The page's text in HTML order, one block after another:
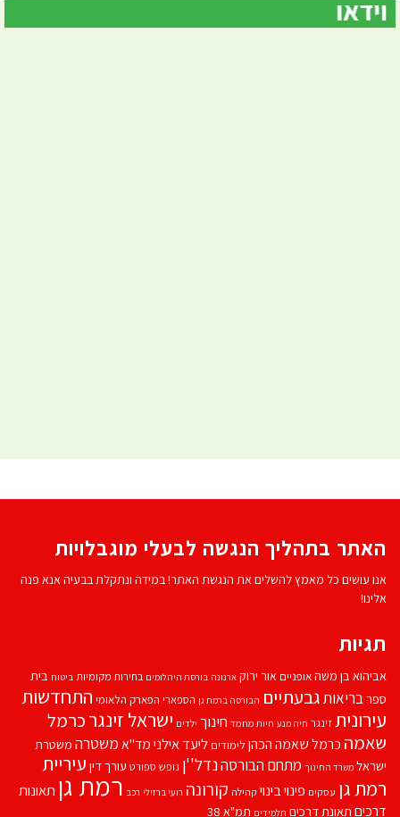
האתר בתהליך הנגשה לבעלי מוגבלויות
אנו עושים כל מאמץ להשלים את הנגשת האתר! במידה ונתקלת בבעיה אנא פנה
אלינו!
תגיות
אביהוא בן משהאופניים אור ירוק ארנונה בורסת היהלומים בחירות מקומיות ביטוח בית
ספרבריאותגבעתיים הבורסה ברמת גן הספארי הפארק הלאומי התחדשות
עירוניתזינגר חיה מנע חיות מחמד חינוך ילדים ישראל זינגרכרמל
שאמה כרמל שאמה הכהן לימודים ליעד אילנימד''אמשטרה משטרת
ישראל משרד החינוך מתחם הבורסהנדל''ן נופש ספורט עורך דין עיריית
רמת גן עסקים פינוי בינוי קהילה קורונה רועי ברזילי רכב רמת גן תאונות
דרכים תאונת דרכים תלמידים תמ"א 38